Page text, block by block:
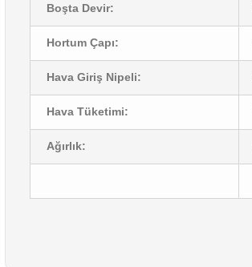
Boşta Devir:
Hortum Çapı:
Hava Giriş Nipeli:
Hava Tüketimi:
Ağırlık: